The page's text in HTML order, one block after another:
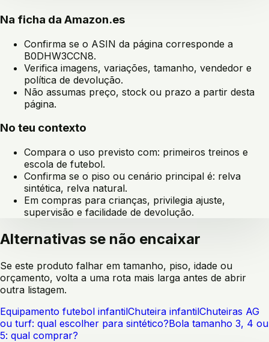
Na ficha da Amazon.es
Confirma se o ASIN da página corresponde a
B0DHW3CCN8.
Verifica imagens, variações, tamanho, vendedor e
política de devolução.
Não assumas preço, stock ou prazo a partir desta
página.
No teu contexto
Compara o uso previsto com: primeiros treinos e
escola de futebol.
Confirma se o piso ou cenário principal é: relva
sintética, relva natural.
Em compras para crianças, privilegia ajuste,
supervisão e facilidade de devolução.
Alternativas se não encaixar
Se este produto falhar em tamanho, piso, idade ou
orçamento, volta a uma rota mais larga antes de abrir
outra listagem.
Equipamento futebol infantilChuteira infantilChuteiras AG
ou turf: qual escolher para sintético?Bola tamanho 3, 4 ou
5: qual comprar?